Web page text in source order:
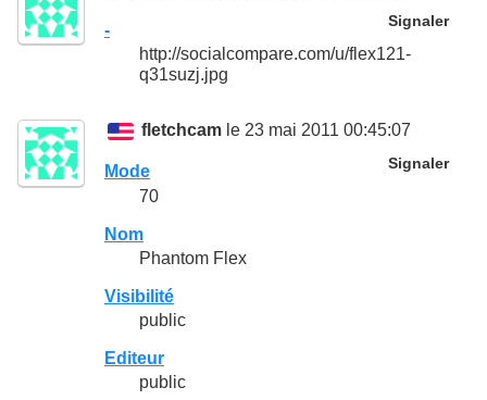
Signaler
-
http://socialcompare.com/u/flex121-
q31suzj.jpg
fletchcam le 23 mai 2011 00:45:07
Signaler
Mode
70
Nom
Phantom Flex
Visibilité
public
Editeur
public